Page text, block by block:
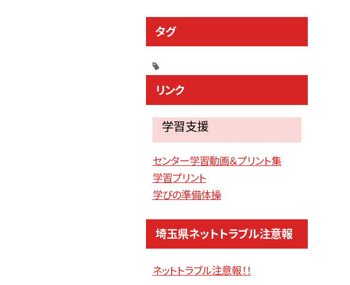
タグ
リンク
学習支援
センター学習動画＆プリント集
学習プリント
学びの準備体操
埼玉県ネットトラブル注意報
ネットトラブル注意報！！